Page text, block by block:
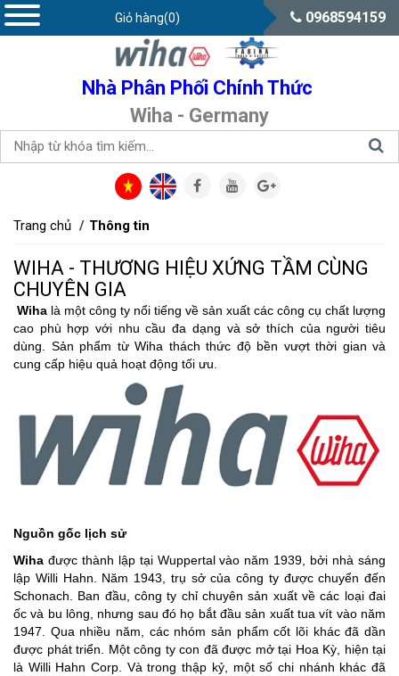
0968594159
Nhà Phân Phối Chính Thức
Wiha - Germany
Giỏ hàng(0)
Trang chủ Thông tin
WIHA - THƯƠNG HIỆU XỨNG TẦM CÙNG
CHUYÊN GIA
Wiha là một công ty nổi tiếng về sản xuất các công cụ chất lượng
cao phù hợp với nhu cầu đa dạng và sở thích của người tiêu
dùng. Sản phẩm từ Wiha thách thức độ bền vượt thời gian và
cung cấp hiệu quả hoạt động tối ưu.
Nguồn gốc lịch sử
Wiha được thành lập tại Wuppertal vào năm 1939, bởi nhà sáng
lập Willi Hahn. Năm 1943, trụ sở của công ty được chuyển đến
Schonach. Ban đầu, công ty chỉ chuyên sản xuất về các loại đai
ốc và bu lông, nhưng sau đó họ bắt đầu sản xuất tua vít vào năm
1947. Qua nhiều năm, các nhóm sản phẩm cốt lõi khác đã dần
được phát triển. Một công ty con đã được mở tại Hoa Kỳ, hiện tại
là Willi Hahn Corp. Và trong thập kỷ, một số chi nhánh khác đã